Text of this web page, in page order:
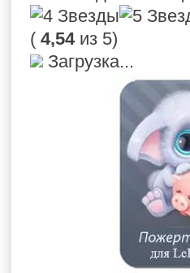
( 4,54из 5)
Загрузка...